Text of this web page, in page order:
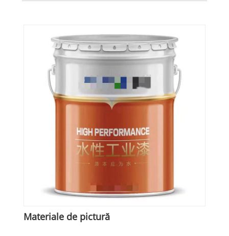
Materiale de pictură